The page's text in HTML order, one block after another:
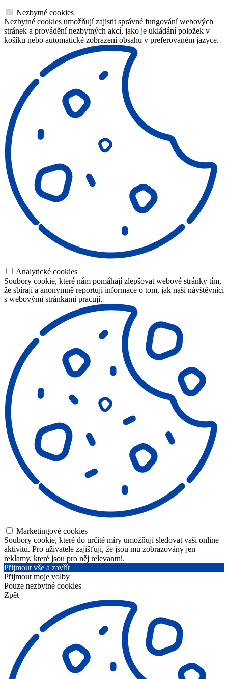
Nezbytné cookies
Nezbytné cookies umožňují zajistit správné fungování webových
stránek a provádění nezbytných akcí, jako je ukládání položek v
košíku nebo automatické zobrazení obsahu v preferovaném jazyce.
Analytické cookies
Soubory cookie, které nám pomáhají zlepšovat webové stránky tím,
že sbírají a anonymně reportují informace o tom, jak naši návštěvníci
s webovými stránkami pracují.
Marketingové cookies
Soubory cookie, které do určité míry umožňují sledovat vaši online
aktivitu. Pro uživatele zajišťují, že jsou mu zobrazovány jen
reklamy, které jsou pro něj relevantní.
Přijmout vše a zavřít
Přijmout moje volby
Pouze nezbytné cookies
Zpět